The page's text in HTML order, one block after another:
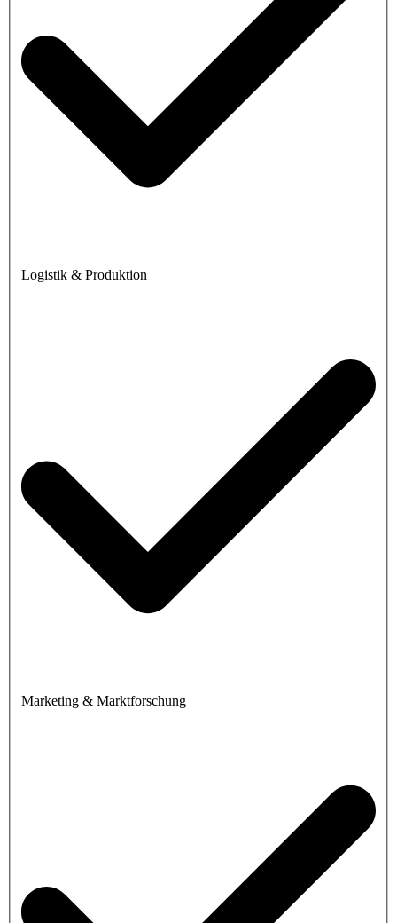
Logistik & Produktion
Marketing & Marktforschung